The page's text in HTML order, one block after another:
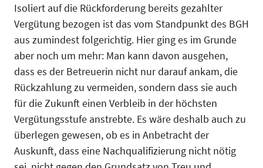
Isoliert auf die Rückforderung bereits gezahlter
Vergütung bezogen ist das vom Standpunkt des BGH
aus zumindest folgerichtig. Hier ging es im Grunde
aber noch um mehr: Man kann davon ausgehen,
dass es der Betreuerin nicht nur darauf ankam, die
Rückzahlung zu vermeiden, sondern dass sie auch
für die Zukunft einen Ver­bleib in der höchsten
Vergütungsstufe anstrebte. Es wäre deshalb auch zu
überlegen gewesen, ob es in Anbetracht der
Auskunft, dass eine Nachqualifizierung nicht nötig